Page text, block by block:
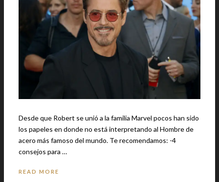
Desde que Robert se unió a la familia Marvel pocos han sido
los papeles en donde no está interpretando al Hombre de
acero más famoso del mundo. Te recomendamos: -4
consejos para …
READ MORE